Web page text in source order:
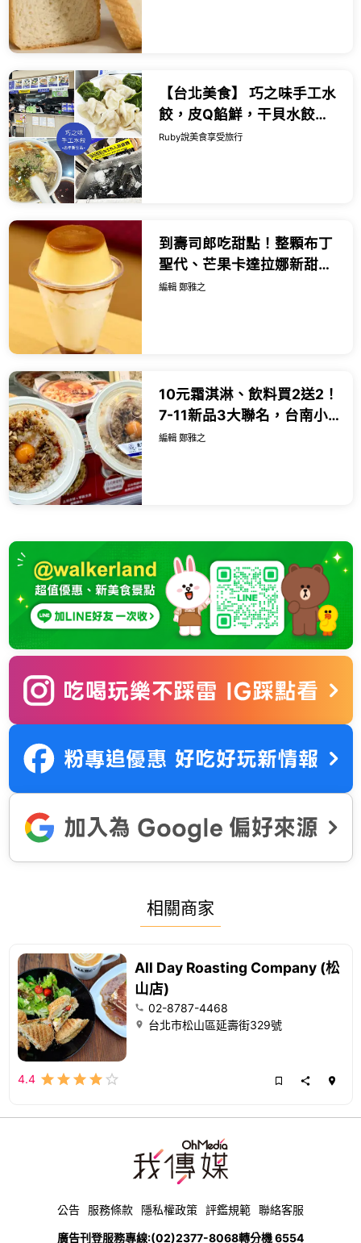
【台北美食】 巧之味手工水
餃，皮Q餡鮮，干貝水餃都
值得一試，酸辣湯也很推薦
Ruby說美食享受旅行
到壽司郎吃甜點！整顆布丁
聖代、芒果卡達拉娜新甜
點，19款新菜推薦。
編輯 鄭雅之
10元霜淇淋、飲料買2送2！
7-11新品3大聯名，台南小
吃、泰式米其林樓下小七
編輯 鄭雅之
相關商家
All Day Roasting Company (松
山店)
02-8787-4468
台北市松山區延壽街329號
4.4
公告 服務條款 隱私權政策 評鑑規範 聯絡客服
廣告刊登服務專線:(02)2377-8068轉分機 6554